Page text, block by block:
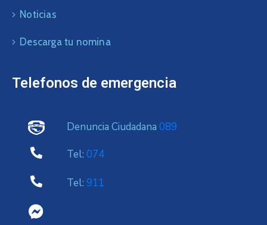
Noticias
Descarga tu nomina
Telefonos de emergencia
Denuncia Ciudadana 089
Tel: 074
Tel: 911